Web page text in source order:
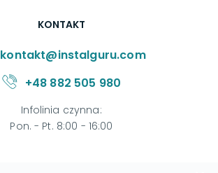
KONTAKT
kontakt@instalguru.com
+48 882 505 980
Infolinia czynna:
Pon. - Pt. 8:00 - 16:00